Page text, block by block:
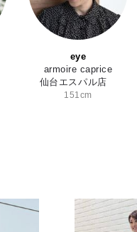
eye
armoire caprice
仙台エスパル店
151cm